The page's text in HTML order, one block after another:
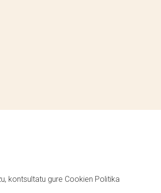
kontsultatu gure Cookien Politika